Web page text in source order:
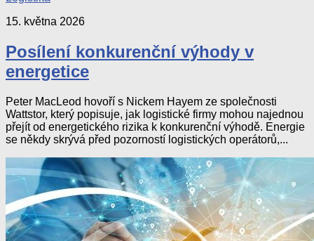
15. května 2026
Posílení konkurenční výhody v
energetice
Peter MacLeod hovoří s Nickem Hayem ze společnosti
Wattstor, který popisuje, jak logistické firmy mohou najednou
přejít od energetického rizika k konkurenční výhodě. Energie
se někdy skrývá před pozorností logistických operátorů,...